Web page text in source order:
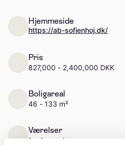
Hjemmeside
https://ab-sofienhoj.dk/
Pris
827,000 - 2,400,000 DKK
Boligareal
46 - 133 m²
Værelser
1 - 4 værelser